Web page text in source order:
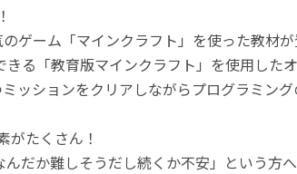
ゲーム「マインクラフト」を使った教材が
る「教育版マインクラフト」を使用した
ッションをクリアしながらプログラミング
たくさん！
んだか難しそうだし続くか不安」という方